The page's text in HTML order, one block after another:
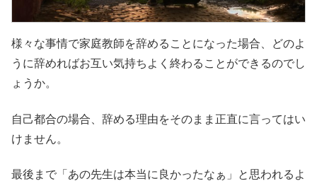
様々な事情で家庭教師を辞めることになった場合、どのよ
うに辞めればお互い気持ちよく終わることができるのでし
ょうか。
自己都合の場合、辞める理由をそのまま正直に言ってはい
けません。
最後まで「あの先生は本当に良かったなぁ」と思われるよ